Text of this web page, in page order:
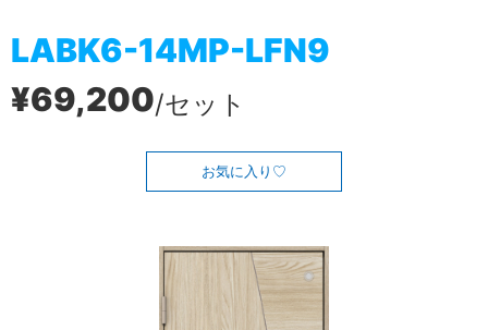
LABK6-14MP-LFN9
¥69,200/セット
お気に入り